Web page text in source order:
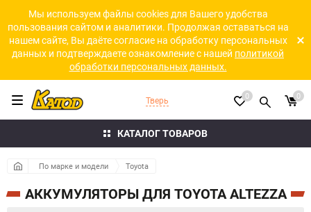
Мы используем файлы cookies для Вашего удобства
пользования сайтом и аналитики. Продолжая оставаться на
нашем сайте, Вы даёте согласие на обработку персональных
данных и подтверждаете ознакомление с нашей политикой
обработки персональных данных.
КАТАЛОГ ТОВАРОВ
Тверь 0 0
По марке и модели Toyota
АККУМУЛЯТОРЫ ДЛЯ TOYOTA ALTEZZA